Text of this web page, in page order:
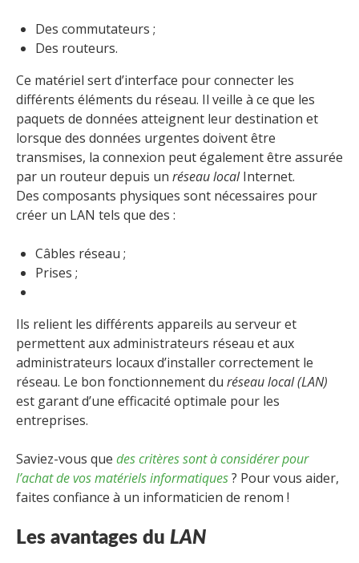
Des commutateurs ;
Des routeurs.
Ce matériel sert d’interface pour connecter les
différents éléments du réseau. Il veille à ce que les
paquets de données atteignent leur destination et
lorsque des données urgentes doivent être
transmises, la connexion peut également être assurée
par un routeur depuis un réseau localInternet.
Des composants physiques sont nécessaires pour
créer un LAN tels que des :
Câbles réseau ;
Prises ;
Ils relient les différents appareils au serveur et
permettent aux administrateurs réseau et aux
administrateurs locaux d’installer correctement le
réseau. Le bon fonctionnement du réseau local (LAN)
est garant d’une efficacité optimale pour les
entreprises.
Saviez-vous que des critères sont à considérer pour
l’achat de vos matériels informatiques? Pour vous aider,
faites confiance à un informaticien de renom !
Les avantages du LAN